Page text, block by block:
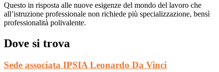
Questo in risposta alle nuove esigenze del mondo del lavoro che
all’istruzione professionale non richiede più specializzazione, bensì
professionalità polivalente.
Dove si trova
Sede associata IPSIA Leonardo Da Vinci